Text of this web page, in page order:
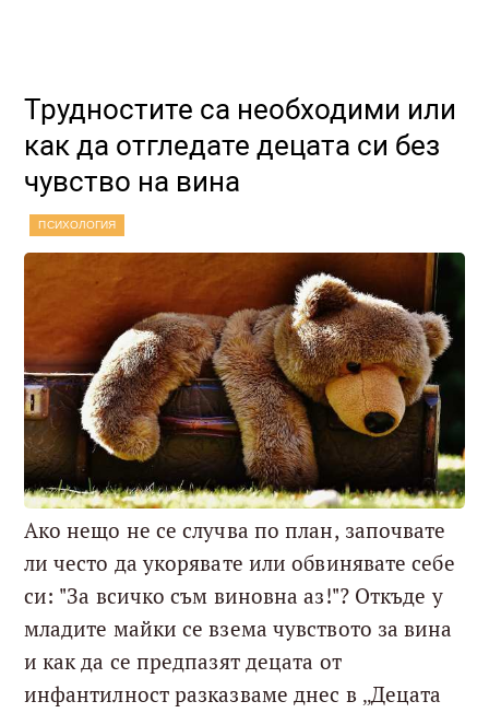
Трудностите са необходими или
как да отгледате децата си без
чувство на вина
ПСИХОЛОГИЯ
Ако нещо не се случва по план, започвате
ли често да укорявате или обвинявате себе
си: "За всичко съм виновна аз!"? Откъде у
младите майки се взема чувството за вина
и как да се предпазят децата от
инфантилност разказваме днес в „Децата